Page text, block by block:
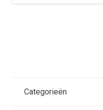
Categorieën